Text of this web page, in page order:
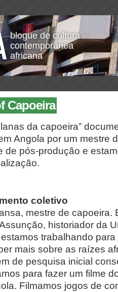
blogue de cultura
contemporânea
africana
Capoeira
da capoeira”
Angola por um mestre
de pós-produção e
coletivo
mestre de capoeira.
historiador da
trabalhando
mais sobre as raízes
de pesquisa inicial
para fazer um filme
Filmamos jogos de